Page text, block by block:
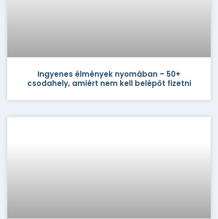
Ingyenes élmények nyomában – 50+
csodahely, amiért nem kell belépőt fizetni